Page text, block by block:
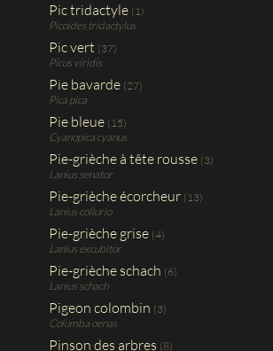
Pic tridactyle (1)
Picoides tridactylus
Pic vert (37)
Picus viridis
Pie bavarde (27)
Pica pica
Pie bleue (15)
Cyanopica cyanus
Pie-grièche à tête rousse (3)
Lanius senator
Pie-grièche écorcheur (13)
Lanius collurio
Pie-grièche grise (4)
Lanius excubitor
Pie-grièche schach (6)
Lanius schach
Pigeon colombin (3)
Columba oenas
Pinson des arbres (8)